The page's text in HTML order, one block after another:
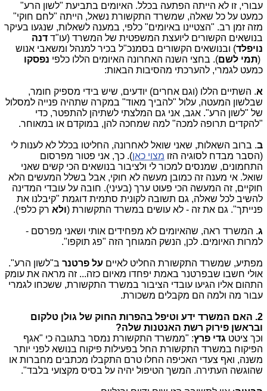
עבורי, זו לא הייתה הפתעה בכלל. האיומים בתביעת "לשון הרע"
כמעט על כל שאלה, שמשרד התקשורת נשאל, הייתה "לחם חוקי"
מזה זמן רב. "הצטיינו באיומים" כלפי, במענה לשאלות, שנגעו בעיקר
בנושאים הקשורים ליועצת המשפטית של המשרד (עו"ד דנה
נויפלד) ובנושאים הקשורים בסמנכ"ל בכיר למנהל ומשאבי אנוש
(תמי לשם). בחצי השנה האחרונה האיומים הללו כלפי נפסקו
כמעט לגמרי, להערכתי מהסיבות הבאות:
א. השתיים הללו (וגם אחרים) יודעים, שיש בידי מספיק חומר,
שבלשון המעטה, עלול "להביך מאוד" במקרה שתהיה פנייה למסלול
של "לשון הרע". אגב, אני גם המלצתי לשתיהן להתפטר, כדי
"להקדים תרופה למכה" למה שמחכה להן, במוקדם או במאוחר.
ב. ברוב השאלות, שאני שואל לאחרונה, החליטו בכלל לא לענות לי
(הסבר מבדח לסוגיה הזו מצוי כאן). כך, אני פטור מפרסום
התחמונים, שמנסים למכור לי ולציבור בנושאים הכי קשים שאני
שואל. אי מענה זה כמובן מעשה לא חוקי, אבל בשלל המעשים הלא
חוקיים, זה המעשה הכי פעוט ערך (בעיני). חובה על עובדי המדינה
להשיב לכל שאלה, גם תשובה לקונית סתמית דוגמת "קיבלנו את
פנייתך". גם את זה - לא עושים במשרד התקשורת (ולא רק כלפי).
ג. המשרד ראה, שהאיומים לא מפחידים אותי ושאני מפרסם -
למרות האיומים. לכן, הנשק המגוחך הזה "פג תוקפו".
מפתיע, שמשרד התקשורת החליט לאיים על פרטנר ב"לשון הרע".
אולי חשבו שבפרטנר באמת יפחדו מאיום כזה... זה מראה את עומק
התהום אליו הגיעו עובדי הציבור במשרד התקשורת, ששכחו לגמרי
עבור מה ולמה הם מקבלים משכורת.
2. האם המשרד ידע וטיפל בהפרות החוק של גולן טלקום
ובראשן פירוק רשת האנטנות שלה?
וכך ציטט גדי פרץ: "ממשרד התקשורת נמסר בתגובה כי "אגף
הפיקוח במשרד התקשורת החל בפעילות פיקוח בנושא לפני יותר
משנה, ואף צעדי האכיפה החלו טרם התקבלו מכתבים מחברות או
שהוגשה העתירה. המשך הטיפול יהיה על בסיס מקצועי בלבד".